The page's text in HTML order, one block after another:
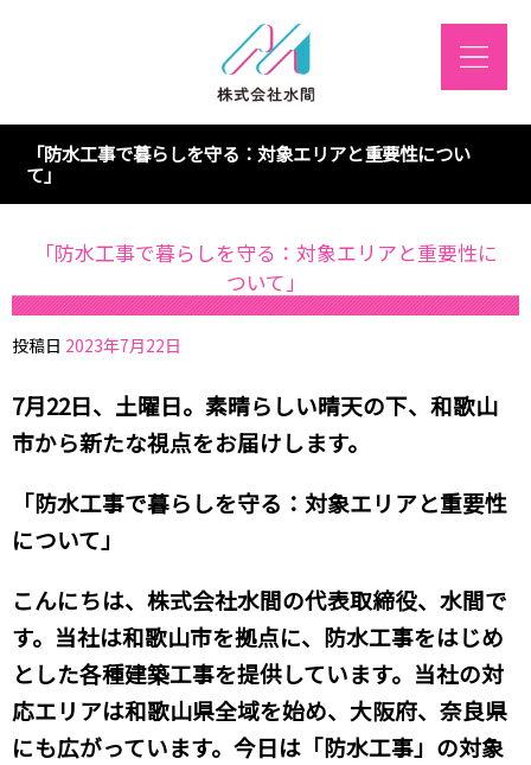
「防水工事で暮らしを守る：対象エリアと重要性につい
て」
「防水工事で暮らしを守る：対象エリアと重要性に
ついて」
投稿日 2023年7月22日
7月22日、土曜日。素晴らしい晴天の下、和歌山
市から新たな視点をお届けします。
「防水工事で暮らしを守る：対象エリアと重要性
について」
こんにちは、株式会社水間の代表取締役、水間で
す。当社は和歌山市を拠点に、防水工事をはじめ
とした各種建築工事を提供しています。当社の対
応エリアは和歌山県全域を始め、大阪府、奈良県
にも広がっています。今日は「防水工事」の対象